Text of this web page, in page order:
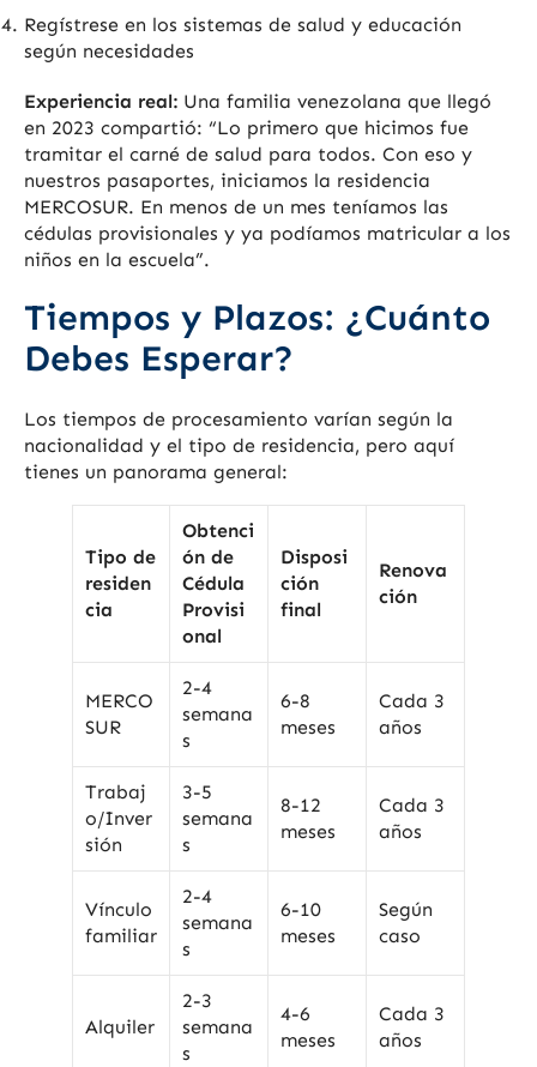
Regístrese en los sistemas de salud y educación
según necesidades
Experiencia real: Una familia venezolana que llegó
en 2023 compartió: “Lo primero que hicimos fue
tramitar el carné de salud para todos. Con eso y
nuestros pasaportes, iniciamos la residencia
MERCOSUR. En menos de un mes teníamos las
cédulas provisionales y ya podíamos matricular a los
niños en la escuela”.
Tiempos y Plazos: ¿Cuánto
Debes Esperar?
Los tiempos de procesamiento varían según la
nacionalidad y el tipo de residencia, pero aquí
tienes un panorama general:
Tipo de
residen
cia
Obtenci
ón de
Cédula
Provisi
onal
Disposi
ción
final
Renova
ción
MERCO
SUR
2-4
semana
s
6-8
meses
Cada 3
años
Trabaj
o/Inver
sión
3-5
semana
s
8-12
meses
Cada 3
años
Vínculo
familiar
2-4
semana
s
6-10
meses
Según
caso
Alquiler
2-3
semana
s
4-6
meses
Cada 3
años